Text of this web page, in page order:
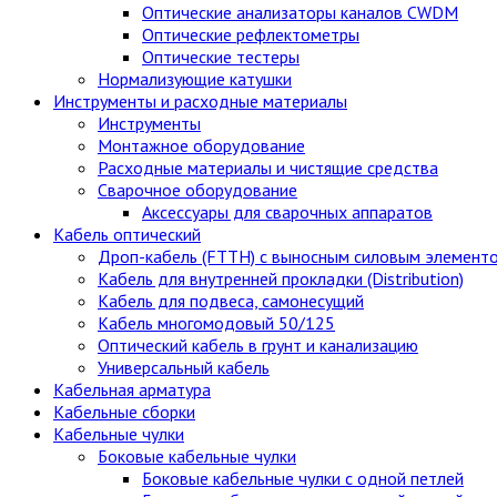
Оптические анализаторы каналов CWDM
Оптические рефлектометры
Оптические тестеры
Нормализующие катушки
Инструменты и расходные материалы
Инструменты
Монтажное оборудование
Расходные материалы и чистящие средства
Сварочное оборудование
Аксессуары для сварочных аппаратов
Кабель оптический
Дроп-кабель (FTTH) с выносным силовым
Кабель для внутренней прокладки (Distribution)
Кабель для подвеса, самонесущий
Кабель многомодовый 50/125
Оптический кабель в грунт и канализацию
Универсальный кабель
Кабельная арматура
Кабельные сборки
Кабельные чулки
Боковые кабельные чулки
Боковые кабельные чулки с одной петлей